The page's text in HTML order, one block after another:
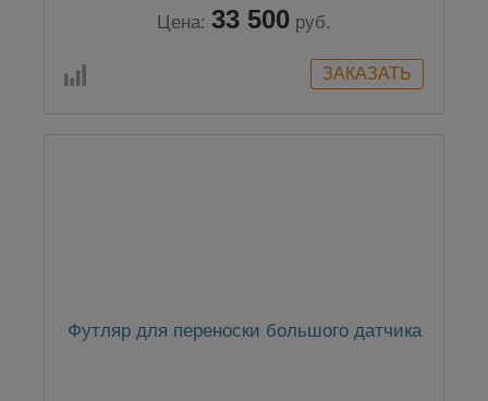
Цена: 33 500 руб.
Футляр для переноски большого датчика